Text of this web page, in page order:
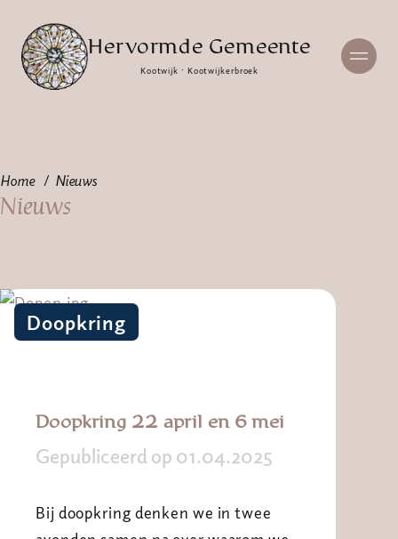
Hervormde Gemeente
Kootwijk · Kootwijkerbroek
Home Nieuws
Nieuws
Doopkring
Doopkring 22 april en 6 mei
Gepubliceerd op 01.04.2025
Bij doopkring denken we in twee